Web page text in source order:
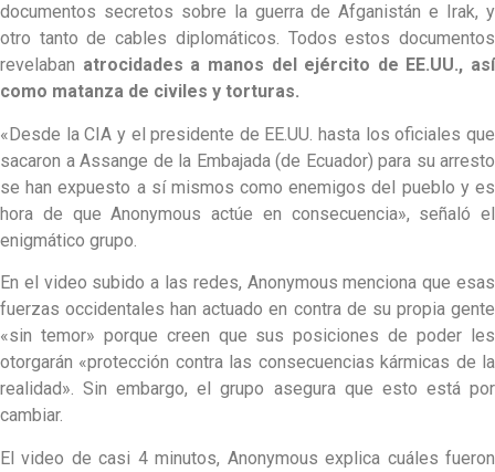
documentos secretos sobre la guerra de Afganistán e Irak, y
otro tanto de cables diplomáticos. Todos estos documentos
revelaban atrocidades a manos del ejército de EE.UU., así
como matanza de civiles y torturas.
«Desde la CIA y el presidente de EE.UU. hasta los oficiales que
sacaron a Assange de la Embajada (de Ecuador) para su arresto
se han expuesto a sí mismos como enemigos del pueblo y es
hora de que Anonymous actúe en consecuencia», señaló el
enigmático grupo.
En el video subido a las redes, Anonymous menciona que esas
fuerzas occidentales han actuado en contra de su propia gente
«sin temor» porque creen que sus posiciones de poder les
otorgarán «protección contra las consecuencias kármicas de la
realidad». Sin embargo, el grupo asegura que esto está por
cambiar.
El video de casi 4 minutos, Anonymous explica cuáles fueron